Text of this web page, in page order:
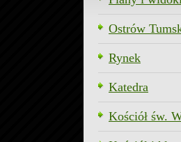
Ostrów
Rynek
Katedra
Kościół św.